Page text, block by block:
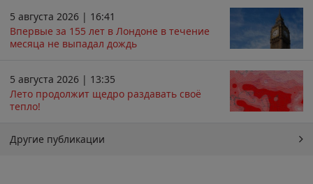
5 августа 2026 | 16:41
Впервые за 155 лет в Лондоне в течение
месяца не выпадал дождь
5 августа 2026 | 13:35
Лето продолжит щедро раздавать своё
тепло!
Другие публикации